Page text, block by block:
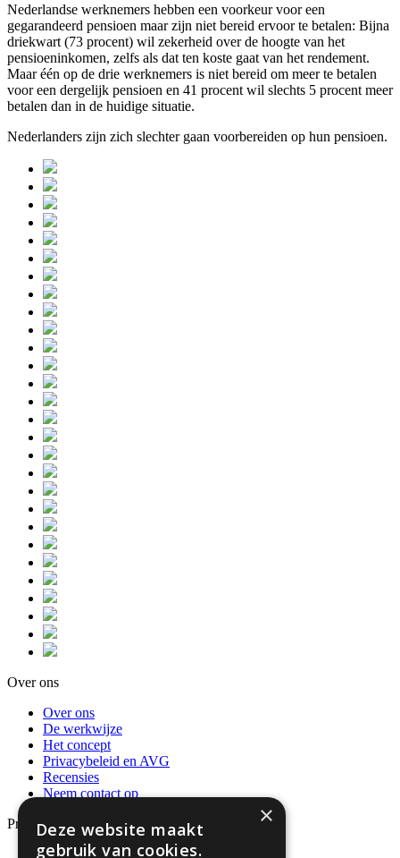
Nederlandse werknemers hebben een voorkeur voor een
gegarandeerd pensioen maar zijn niet bereid ervoor te betalen: Bijna
driekwart (73 procent) wil zekerheid over de hoogte van het
pensioeninkomen, zelfs als dat ten koste gaat van het rendement.
Maar één op de drie werknemers is niet bereid om meer te betalen
voor een dergelijk pensioen en 41 procent wil slechts 5 procent meer
betalen dan in de huidige situatie.
Nederlanders zijn zich slechter gaan voorbereiden op hun pensioen.
Over ons
Over ons
De werkwijze
Het concept
Privacybeleid en AVG
Recensies
Neem contact op
Producten
Dienstverleningsdocumenten
×
Deze website maakt
gebruik van cookies.